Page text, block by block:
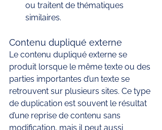
ou traitent de thématiques
similaires.
Contenu dupliqué externe
Le contenu dupliqué externe se
produit lorsque le même texte ou des
parties importantes d’un texte se
retrouvent sur plusieurs sites. Ce type
de duplication est souvent le résultat
d’une reprise de contenu sans
modification, mais il peut aussi